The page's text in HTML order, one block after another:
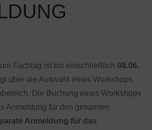
Fachtag ist bis einschließlich 08.06.
über die Auswahl eines Workshops
Die Buchung eines Workshops
Anmeldung für den gesamten
Anmeldung für das